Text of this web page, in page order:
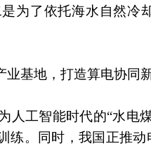
为了依托海水自然冷
基地，打造算电协同新
人工智能时代的“水电
练。同时，我国正推